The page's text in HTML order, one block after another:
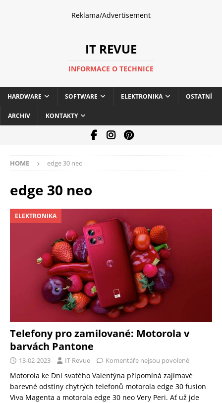
Reklama/Advertisement
IT REVUE
INFORMACE O TECHNICE
HARDWARE SOFTWARE ELEKTRONIKA OSTATNÍ
ARCHIV KONTAKTY
HOME edge 30 neo
edge 30 neo
ELEKTRONIKA
Telefony pro zamilované: Motorola v
barvách Pantone
13-02-2023 IT Revue Komentáře nejsou povolené
Motorola ke Dni svatého Valentýna připomíná zajímavé
barevné odstíny chytrých telefonů motorola edge 30 fusion
Viva Magenta a motorola edge 30 neo Very Peri. Ať už jde